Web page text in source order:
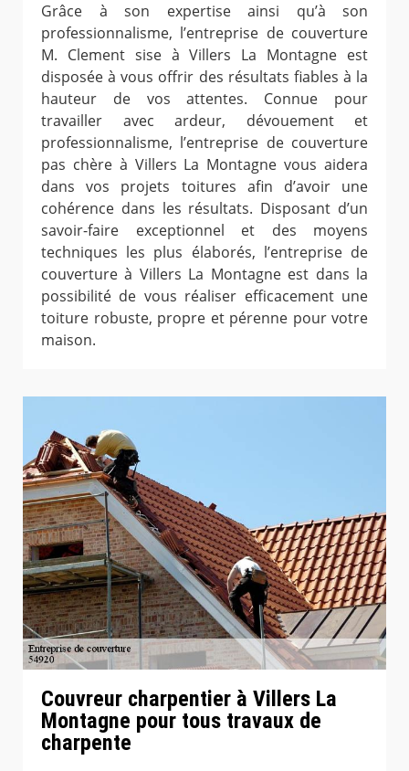
Grâce à son expertise ainsi qu’à son
professionnalisme, l’entreprise de couverture
M. Clement sise à Villers La Montagne est
disposée à vous offrir des résultats fiables à la
hauteur de vos attentes. Connue pour
travailler avec ardeur, dévouement et
professionnalisme, l’entreprise de couverture
pas chère à Villers La Montagne vous aidera
dans vos projets toitures afin d’avoir une
cohérence dans les résultats. Disposant d’un
savoir-faire exceptionnel et des moyens
techniques les plus élaborés, l’entreprise de
couverture à Villers La Montagne est dans la
possibilité de vous réaliser efficacement une
toiture robuste, propre et pérenne pour votre
maison.
Couvreur charpentier à Villers La
Montagne pour tous travaux de
charpente